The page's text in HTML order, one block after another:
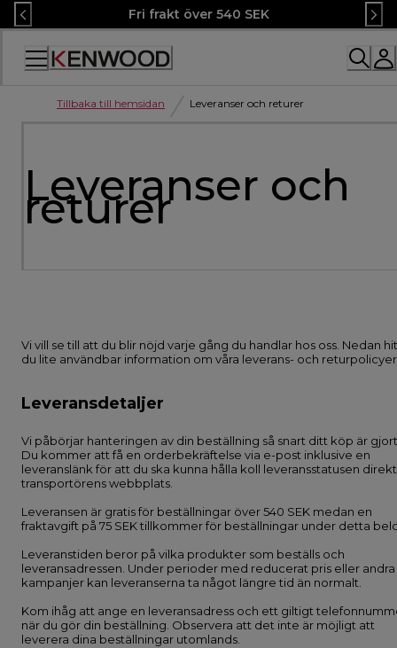
Skip
to
Content
Fri frakt över 540 SEK
Accessibility
Tillbaka till hemsidan Leveranser och returer
Leveranser och
returer
Vi vill se till att du blir nöjd varje gång du handlar hos oss. Nedan
du lite användbar information om våra leverans- och
Leveransdetaljer
Vi påbörjar hanteringen av din beställning så snart ditt köp är
Du kommer att få en orderbekräftelse via e-post inklusive en
leveranslänk för att du ska kunna hålla koll leveransstatusen
transportörens webbplats.
Leveransen är gratis för beställningar över 540 SEK medan en
fraktavgift på 75 SEK tillkommer för beställningar under detta
Leveranstiden beror på vilka produkter som beställs och
leveransadressen. Under perioder med reducerat pris eller andra
kampanjer kan leveranserna ta något längre tid än normalt.
Kom ihåg att ange en leveransadress och ett giltigt
när du gör din beställning. Observera att det inte är möjligt att
leverera dina beställningar utomlands.